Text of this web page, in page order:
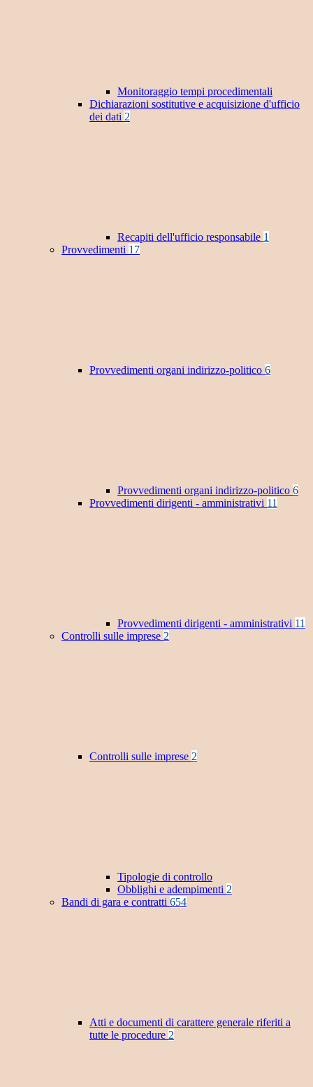
Monitoraggio tempi procedimentali
Dichiarazioni sostitutive e acquisizione d'ufficio
dei dati 2
Recapiti dell'ufficio responsabile 1
Provvedimenti 17
Provvedimenti organi indirizzo-politico 6
Provvedimenti organi indirizzo-politico 6
Provvedimenti dirigenti - amministrativi 11
Provvedimenti dirigenti - amministrativi 11
Controlli sulle imprese 2
Controlli sulle imprese 2
Tipologie di controllo
Obblighi e adempimenti 2
Bandi di gara e contratti 654
Atti e documenti di carattere generale riferiti a
tutte le procedure 2